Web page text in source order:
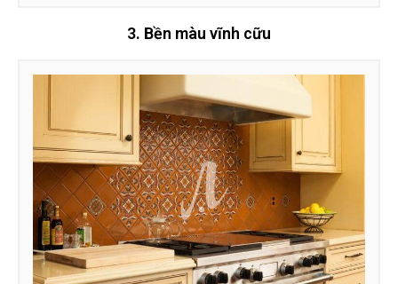
3. Bền màu vĩnh cữu